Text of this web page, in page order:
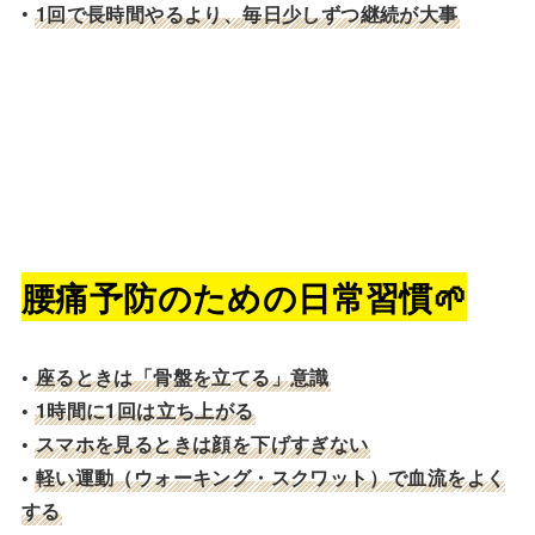
• 1回で長時間やるより、毎日少しずつ継続が大事
腰痛予防のための日常習慣🌱
• 座るときは「骨盤を立てる」意識
• 1時間に1回は立ち上がる
• スマホを見るときは顔を下げすぎない
• 軽い運動（ウォーキング・スクワット）で血流をよく
する